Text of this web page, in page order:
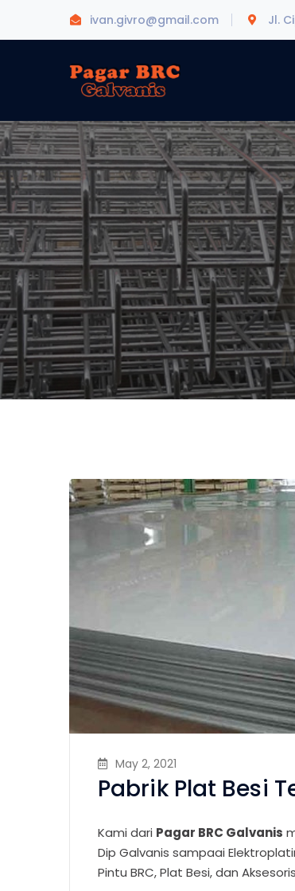
ivan.givro@gmail.com Jl.
May 2, 2021
Pabrik Plat Besi
Kami dari Pagar BRC Galvanis
Dip Galvanis sampaai
Pintu BRC, Plat Besi, dan